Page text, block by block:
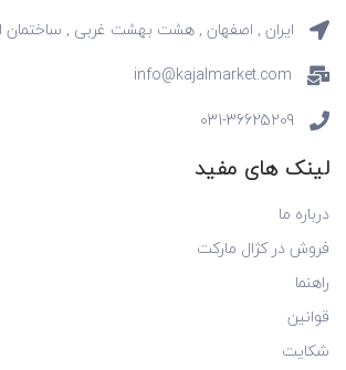
ایران , اصفهان , هشت بهشت غربی , ساختمان
info@kajalmarket.com
031-36625209
لینک های مفید
درباره ما
فروش در کژال مارکت
راهنما
قوانین
شکایت